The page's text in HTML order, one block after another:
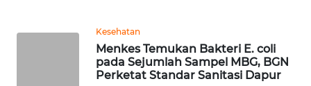
Kesehatan
Menkes Temukan Bakteri E. coli
pada Sejumlah Sampel MBG, BGN
Perketat Standar Sanitasi Dapur
WN